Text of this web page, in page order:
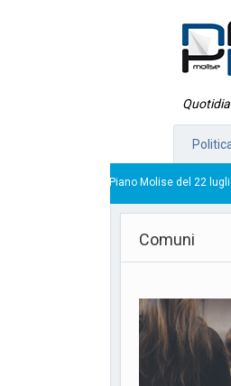
Piano Molise del 22 luglio
Comuni